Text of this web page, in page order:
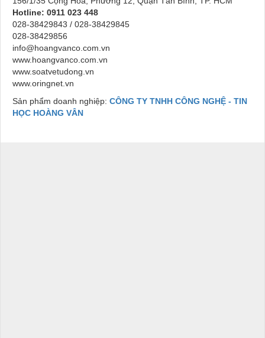
Hotline: 0911 023 448
028-38429843 / 028-38429845
028-38429856
info@hoangvanco.com.vn
www.hoangvanco.com.vn
www.soatvetudong.vn
www.oringnet.vn
Sản phẩm doanh nghiệp: CÔNG TY TNHH CÔNG NGHỆ - TIN
HỌC HOÀNG VÂN